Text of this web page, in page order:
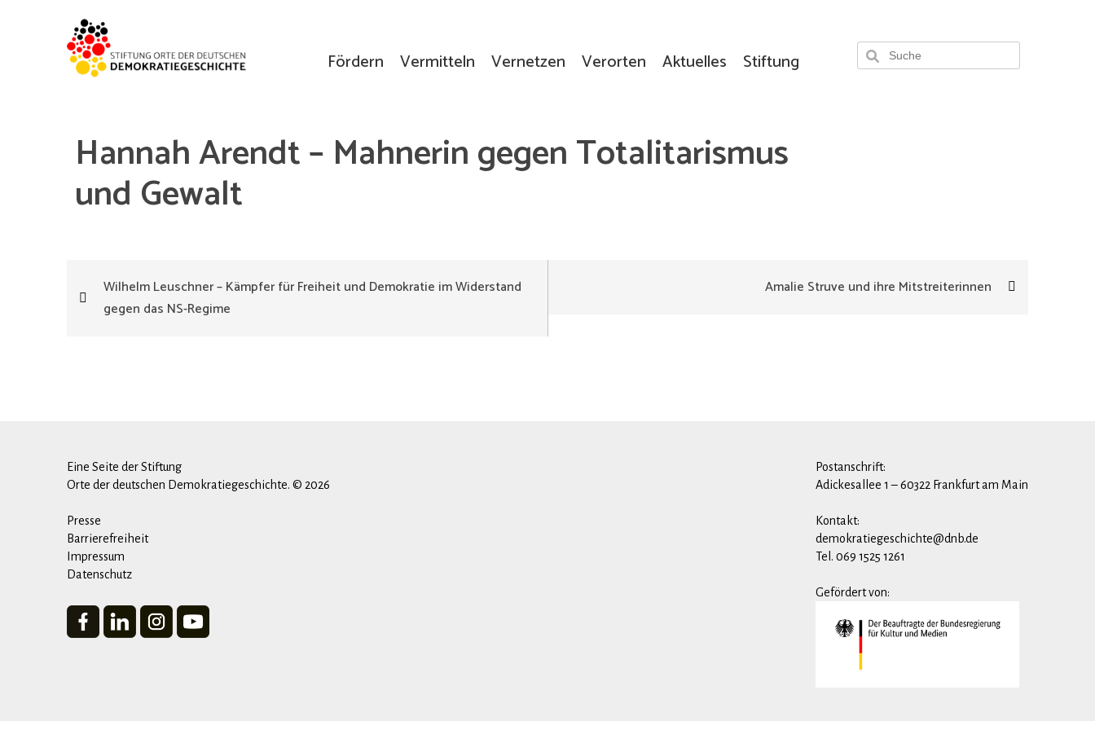
Fördern Vermitteln Vernetzen Verorten Aktuelles Stiftung
Hannah Arendt – Mahnerin gegen Totalitarismus
und Gewalt
Beitragsnavigation
Wilhelm Leuschner – Kämpfer für Freiheit und Demokratie im Widerstand
gegen das NS-Regime
Amalie Struve und ihre Mitstreiterinnen
Eine Seite der Stiftung
Orte der deutschen Demokratiegeschichte. © 2026
Presse
Barrierefreiheit
Impressum
Datenschutz
Postanschrift:
Adickesallee 1 – 60322 Frankfurt am Main
Kontakt:
demokratiegeschichte@dnb.de
Tel. 069 1525 1261
Gefördert von: